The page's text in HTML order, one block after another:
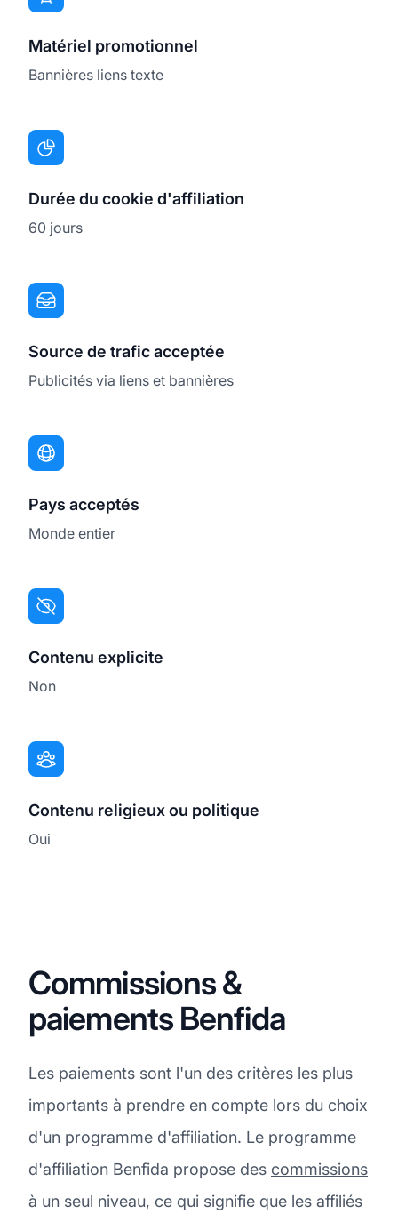
Matériel promotionnel
Bannières liens texte
Durée du cookie d'affiliation
60 jours
Source de trafic acceptée
Publicités via liens et bannières
Pays acceptés
Monde entier
Contenu explicite
Non
Contenu religieux ou politique
Oui
Commissions &
paiements Benfida
Les paiements sont l'un des critères les plus
importants à prendre en compte lors du choix
d'un programme d'affiliation. Le programme
d'affiliation Benfida propose des commissions
à un seul niveau, ce qui signifie que les affiliés